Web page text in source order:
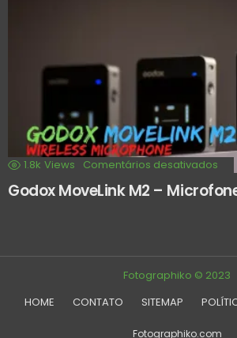
1.8k Views Comentários desativados
Godox MoveLink M2 –
Fotographiko © 2023
HOME
CONTATO SITEMAP
Fotographiko.com